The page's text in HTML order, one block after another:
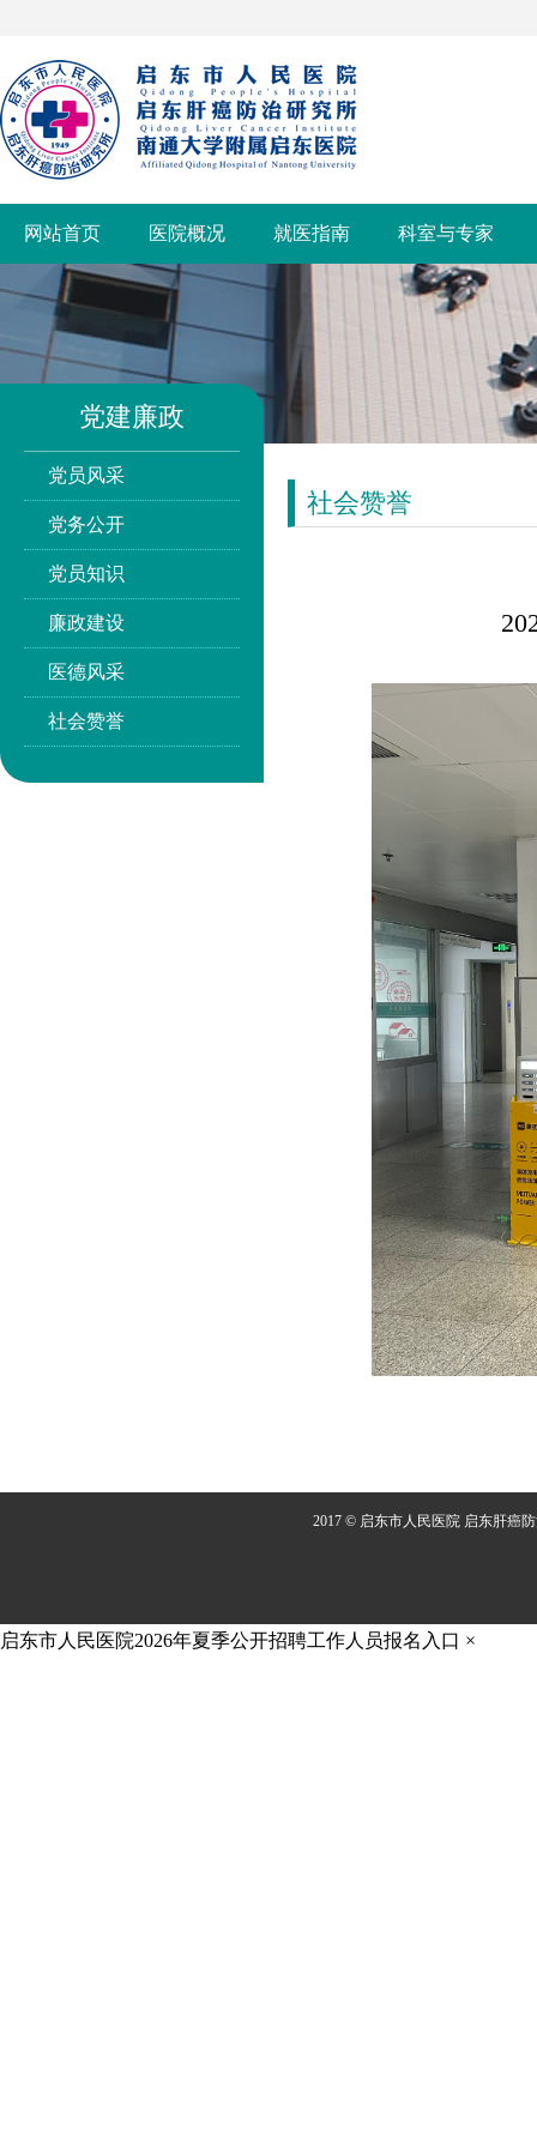
网站首页 医院概况 就医指南 科室与专家
党建廉政
党员风采
党务公开
党员知识
廉政建设
医德风采
社会赞誉
社会赞誉
2017 © 启东市人民医院 启东肝癌
启东市人民医院2026年夏季公开招聘工作人员报名入口 ×